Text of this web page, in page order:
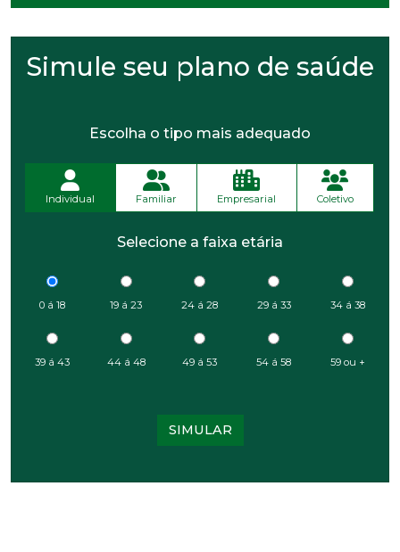
Simule seu plano de saúde
Escolha o tipo mais adequado
Individual Familiar Empresarial Coletivo
Selecione a faixa etária
0 á 18 19 á 23 24 á 28 29 á 33 34 á 38
39 á 43 44 á 48 49 á 53 54 á 58 59 ou +
SIMULAR